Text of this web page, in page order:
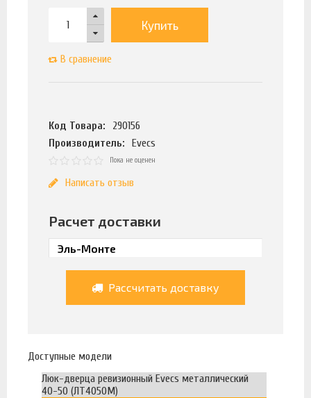
Купить
В сравнение
Код Товара:
290156
Производитель:
Evecs
Пока не оценен
Написать отзыв
Расчет доставки
Рассчитать доставку
Доступные модели
Люк-дверца ревизионный Evecs металлический
40-50 (ЛТ4050М)